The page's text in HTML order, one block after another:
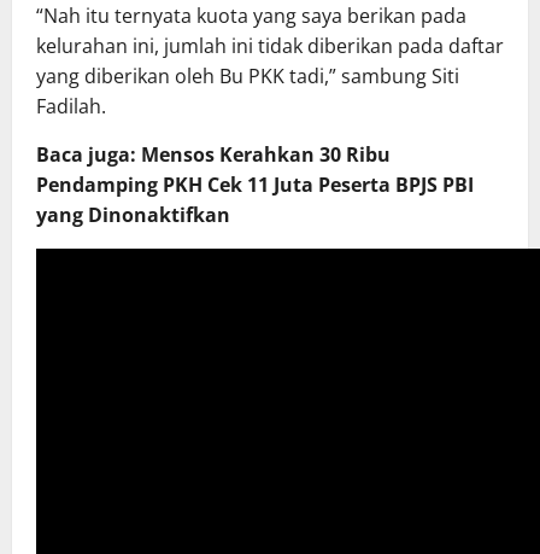
“Nah itu ternyata kuota yang saya berikan pada
kelurahan ini, jumlah ini tidak diberikan pada daftar
yang diberikan oleh Bu PKK tadi,” sambung Siti
Fadilah.
Baca juga: Mensos Kerahkan 30 Ribu
Pendamping PKH Cek 11 Juta Peserta BPJS PBI
yang Dinonaktifkan